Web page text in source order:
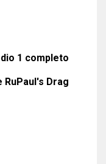
1 completo
Drag